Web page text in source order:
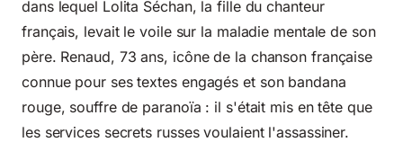
dans lequel Lolita Séchan, la fille du chanteur
français, levait le voile sur la maladie mentale de son
père. Renaud, 73 ans, icône de la chanson française
connue pour ses textes engagés et son bandana
rouge, souffre de paranoïa : il s'était mis en tête que
les services secrets russes voulaient l'assassiner.